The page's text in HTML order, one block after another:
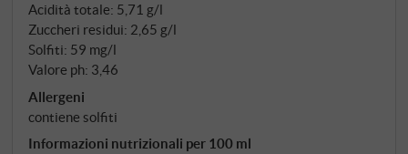
Acidità totale: 5,71 g/l
Zuccheri residui: 2,65 g/l
Solfiti: 59 mg/l
Valore ph: 3,46
Allergeni
contiene solfiti
Informazioni nutrizionali per 100 ml